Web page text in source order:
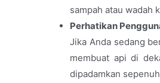
sampah atau wadah
Perhatikan
Jika Anda sedang
membuat api di
dipadamkan